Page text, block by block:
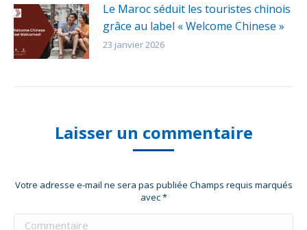
Le Maroc séduit les touristes chinois
grâce au label « Welcome Chinese »
23 janvier 2026
Laisser un commentaire
Votre adresse e-mail ne sera pas publiée Champs requis marqués
avec*
Commentaire